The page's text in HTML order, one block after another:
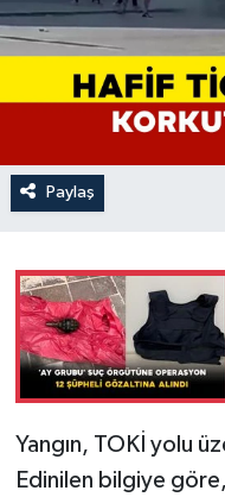
Paylaş
Yangın, TOKİ yolu
Edinilen bilgiye